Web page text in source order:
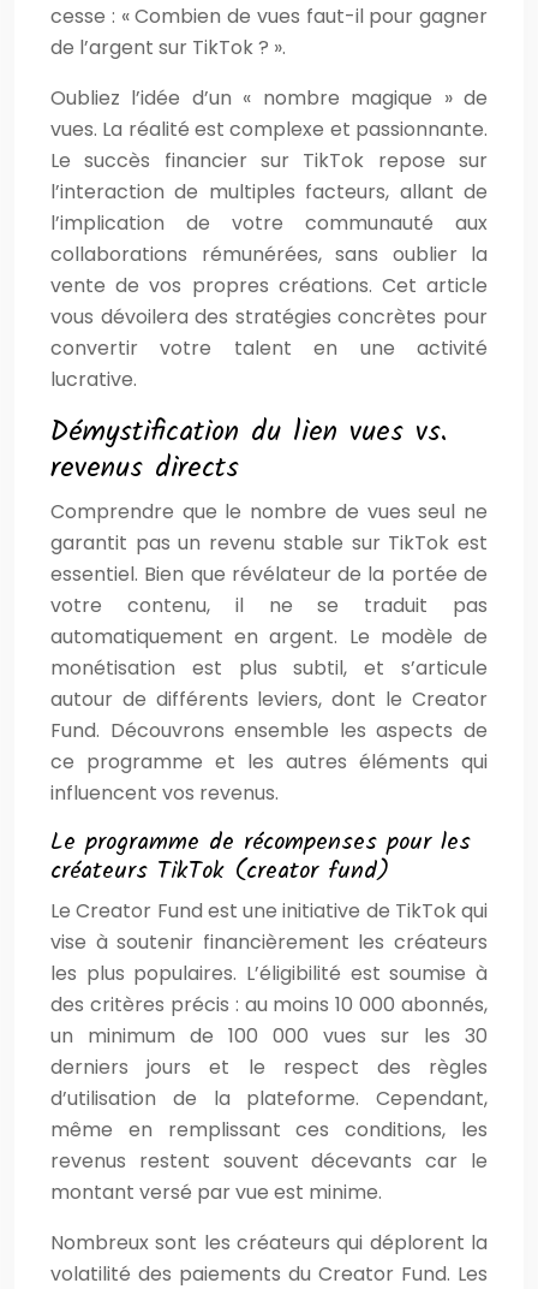
cesse : « Combien de vues faut-il pour gagner
de l’argent sur TikTok ? ».
Oubliez l’idée d’un « nombre magique » de
vues. La réalité est complexe et passionnante.
Le succès financier sur TikTok repose sur
l’interaction de multiples facteurs, allant de
l’implication de votre communauté aux
collaborations rémunérées, sans oublier la
vente de vos propres créations. Cet article
vous dévoilera des stratégies concrètes pour
convertir votre talent en une activité
lucrative.
Démystification du lien vues vs.
revenus directs
Comprendre que le nombre de vues seul ne
garantit pas un revenu stable sur TikTok est
essentiel. Bien que révélateur de la portée de
votre contenu, il ne se traduit pas
automatiquement en argent. Le modèle de
monétisation est plus subtil, et s’articule
autour de différents leviers, dont le Creator
Fund. Découvrons ensemble les aspects de
ce programme et les autres éléments qui
influencent vos revenus.
Le programme de récompenses pour les
créateurs TikTok (creator fund)
Le Creator Fund est une initiative de TikTok qui
vise à soutenir financièrement les créateurs
les plus populaires. L’éligibilité est soumise à
des critères précis : au moins 10 000 abonnés,
un minimum de 100 000 vues sur les 30
derniers jours et le respect des règles
d’utilisation de la plateforme. Cependant,
même en remplissant ces conditions, les
revenus restent souvent décevants car le
montant versé par vue est minime.
Nombreux sont les créateurs qui déplorent la
volatilité des paiements du Creator Fund. Les